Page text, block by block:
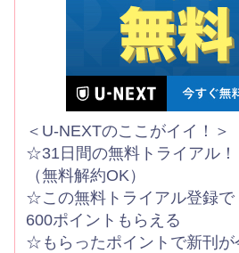
＜U-NEXTのここがイイ！＞
☆31日間の無料トライアル！
（無料解約OK）
☆この無料トライアル登録で
600ポイントもらえる
☆もらったポイントで新刊が